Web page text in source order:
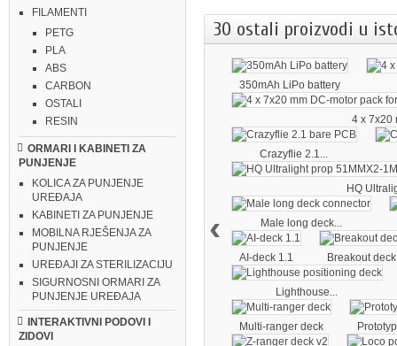
FILAMENTI
PETG
PLA
ABS
CARBON
OSTALI
RESIN
ORMARI I KABINETI ZA
PUNJENJE
KOLICA ZA PUNJENJE
UREĐAJA
KABINETI ZA PUNJENJE
MOBILNA RJEŠENJA ZA
PUNJENJE
UREĐAJI ZA STERILIZACIJU
SIGURNOSNI ORMARI ZA
PUNJENJE UREĐAJA
INTERAKTIVNI PODOVI I
ZIDOVI
30 ostali proizvodi u
350mAh LiPo battery
4 x 7x20
Crazyflie 2.1...
HQ
Male long deck...
AI-deck 1.1 Breakout deck
Lighthouse...
Multi-ranger deck
‹